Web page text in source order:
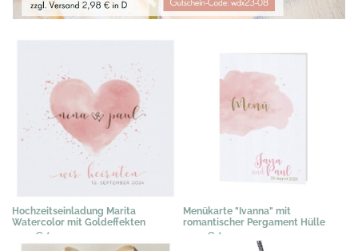
Hochzeitseinladung Marita
Watercolor mit Goldeffekten
2,19 € *
Menükarte "Ivanna" mit
romantischer Pergament Hülle
1,20 € *